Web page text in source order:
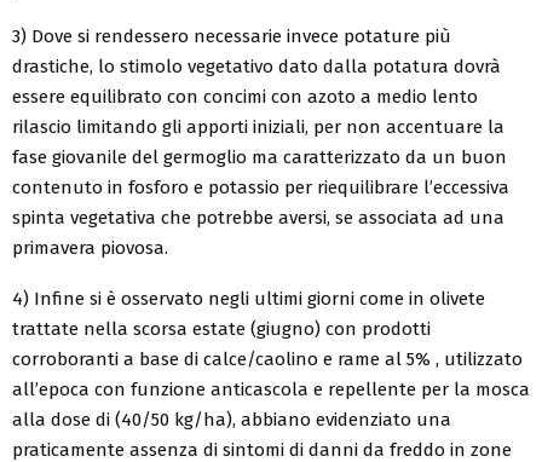
3) Dove si rendessero necessarie invece potature più
drastiche, lo stimolo vegetativo dato dalla potatura dovrà
essere equilibrato con concimi con azoto a medio lento
rilascio limitando gli apporti iniziali, per non accentuare la
fase giovanile del germoglio ma caratterizzato da un buon
contenuto in fosforo e potassio per riequilibrare l’eccessiva
spinta vegetativa che potrebbe aversi, se associata ad una
primavera piovosa.
4) Infine si è osservato negli ultimi giorni come in olivete
trattate nella scorsa estate (giugno) con prodotti
corroboranti a base di calce/caolino e rame al 5% , utilizzato
all’epoca con funzione anticascola e repellente per la mosca
alla dose di (40/50 kg/ha), abbiano evidenziato una
praticamente assenza di sintomi di danni da freddo in zone